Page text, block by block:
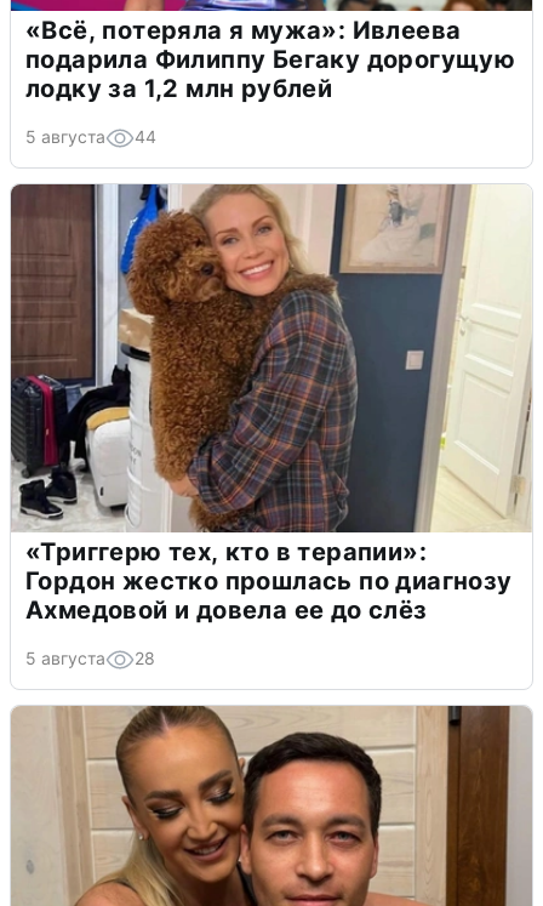
«Всё, потеряла я мужа»: Ивлеева
подарила Филиппу Бегаку дорогущую
лодку за 1,2 млн рублей
5 августа 44
«Триггерю тех, кто в терапии»:
Гордон жестко прошлась по диагнозу
Ахмедовой и довела ее до слёз
5 августа 28